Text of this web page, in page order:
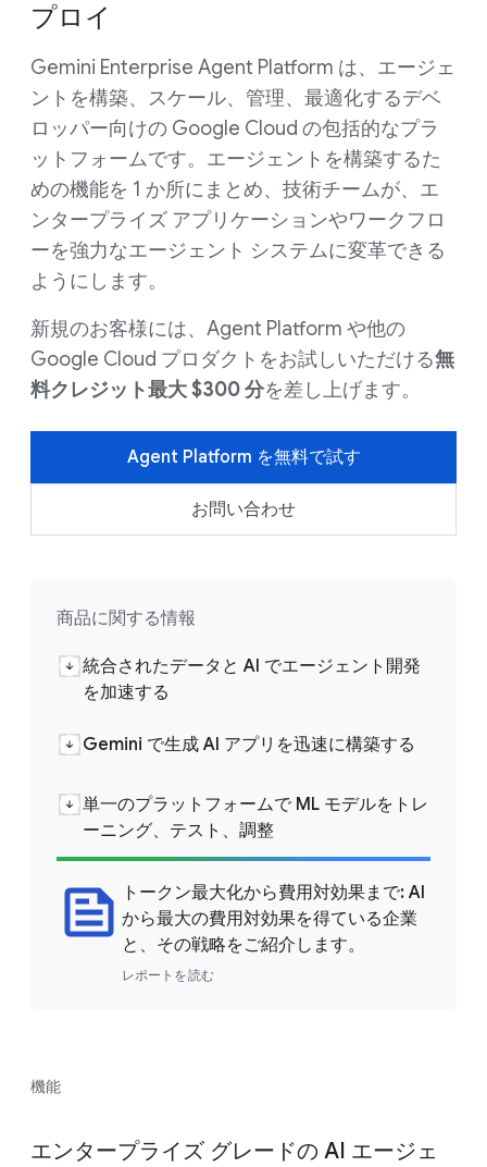
プロイ
Gemini Enterprise Agent Platform は、エージェ
ントを構築、スケール、管理、最適化するデベ
ロッパー向けの Google Cloud の包括的なプラ
ットフォームです。エージェントを構築するた
めの機能を 1 か所にまとめ、技術チームが、エ
ンタープライズ アプリケーションやワークフロ
ーを強力なエージェント システムに変革できる
ようにします。
新規のお客様には、Agent Platform や他の
Google Cloud プロダクトをお試しいただける無
料クレジット最大 $300 分を差し上げます。
Agent Platform を無料で試す
お問い合わせ
商品に関する情報
統合されたデータと AI でエージェント開発
を加速する
Gemini で生成 AI アプリを迅速に構築する
単一のプラットフォームで ML モデルをトレ
ーニング、テスト、調整
トークン最大化から費用対効果まで: AI
から最大の費用対効果を得ている企業
と、その戦略をご紹介します。
レポートを読む
機能
エンタープライズ グレードの AI エージェ